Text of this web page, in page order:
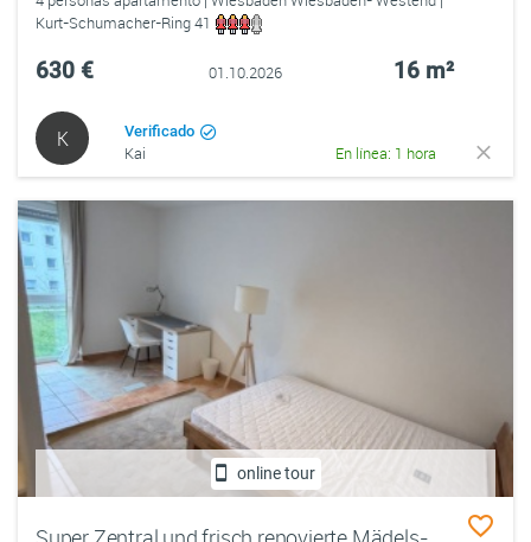
Kurt-Schumacher-Ring 41
630 € 01.10.2026 16 m²
K Verificado
Kai En línea: 1 hora
online tour